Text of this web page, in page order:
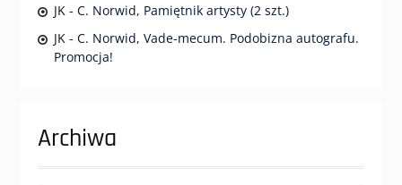
JK - C. Norwid, Pamiętnik artysty (2 szt.)
JK - C. Norwid, Vade-mecum. Podobizna autografu.
Promocja!
Archiwa